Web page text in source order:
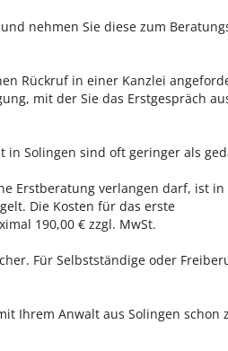
nehmen Sie diese zum
Rückruf in einer Kanzlei
mit der Sie das Erstgespräch
in Solingen sind oft geringer als
Erstberatung verlangen darf, ist in
Die Kosten für das erste
190,00 € zzgl. MwSt.
Für Selbstständige oder
Ihrem Anwalt aus Solingen schon